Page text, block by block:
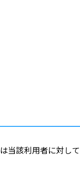
該利用者に対し